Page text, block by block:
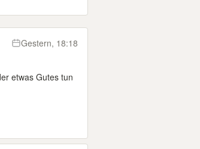
Gestern, 18:18
etwas Gutes tun